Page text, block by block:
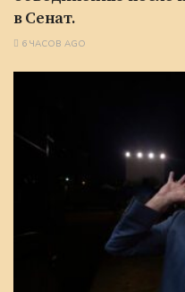
в Сенат.
6 ЧАСОВ AGO